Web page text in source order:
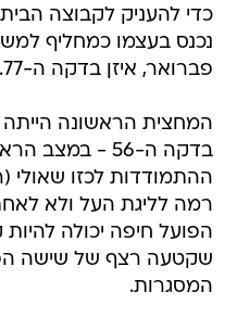
כדי להעניק לקבוצה
נכנס בעצמו כמחליף
פברואר, איזן בדקה ה-77.
המחצית הראשונה הייתה
בדקה ה-56 -
ההתמודדות לכזו שאולי
רמה לליגת העל ולא
הפועל חיפה יכולה
שקטעה רצף של שישה
המסגרות.